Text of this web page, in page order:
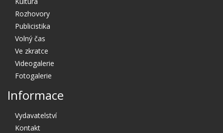
Rozhovory
Publicistika
Volný čas
Ve zkratce
Videogalerie
Fotogalerie
Informace
Vydavatelství
Kontakt